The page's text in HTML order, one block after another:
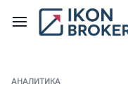
Перейти
АНАЛИТИКА